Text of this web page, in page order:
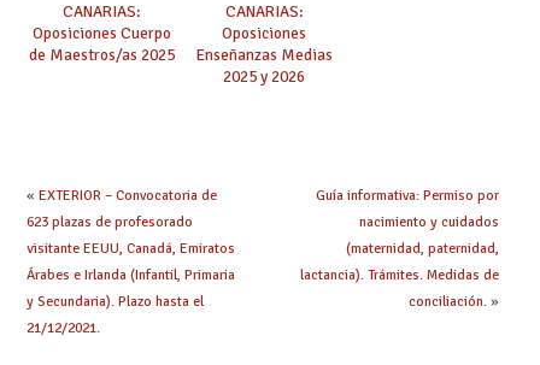
CANARIAS:
Oposiciones Cuerpo
de Maestros/as 2025
CANARIAS:
Oposiciones
Enseñanzas Medias
2025 y 2026
« EXTERIOR – Convocatoria de
623 plazas de profesorado
visitante EEUU, Canadá, Emiratos
Árabes e Irlanda (Infantil, Primaria
y Secundaria). Plazo hasta el
21/12/2021.
Guía informativa: Permiso por
nacimiento y cuidados
(maternidad, paternidad,
lactancia). Trámites. Medidas de
conciliación.»